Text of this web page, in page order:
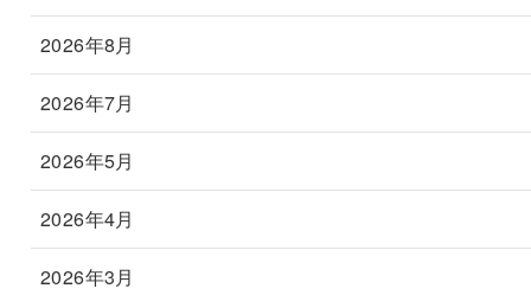
2026年8月
2026年7月
2026年5月
2026年4月
2026年3月